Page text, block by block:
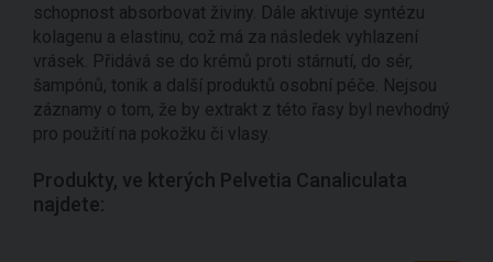
schopnost absorbovat živiny. Dále aktivuje syntézu
kolagenu a elastinu, což má za následek vyhlazení
vrásek. Přidává se do krémů proti stárnutí, do sér,
šampónů, tonik a další produktů osobní péče. Nejsou
záznamy o tom, že by extrakt z této řasy byl nevhodný
pro použití na pokožku či vlasy.
Produkty, ve kterých Pelvetia Canaliculata
najdete: